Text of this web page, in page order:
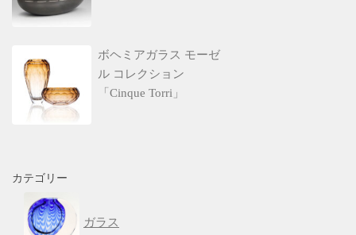
ボヘミアガラス モーゼ
ル コレクション
「Cinque Torri」
カテゴリー
ガラス